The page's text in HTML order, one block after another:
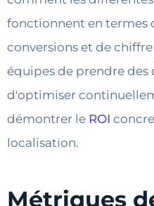
fonctionnent en termes
conversions et de
équipes de prendre des
d'optimiser
démontrer le ROI
localisation.
Métriques